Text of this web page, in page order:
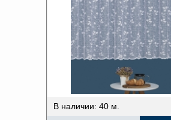
В наличии: 40 м.